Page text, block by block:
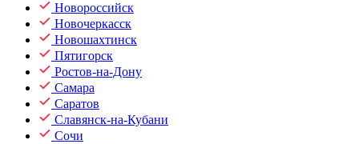
Новороссийск
Новочеркасск
Новошахтинск
Пятигорск
Ростов-на-Дону
Самара
Саратов
Славянск-на-Кубани
Сочи